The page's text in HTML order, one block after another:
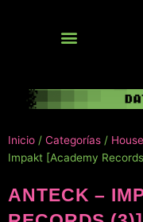
Inicio / Categorías /
Impakt [Academy
ANTECK –